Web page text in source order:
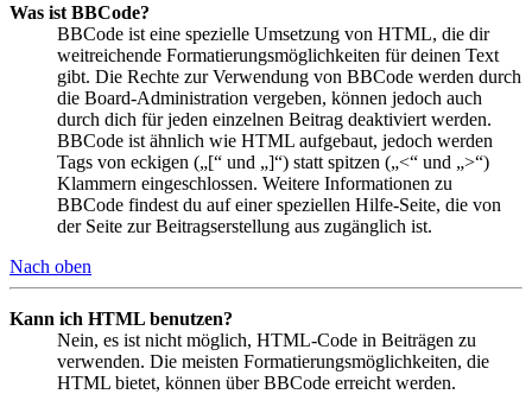
Was ist BBCode?
BBCode ist eine spezielle Umsetzung von HTML, die dir
weitreichende Formatierungsmöglichkeiten für deinen Text
gibt. Die Rechte zur Verwendung von BBCode werden durch
die Board-Administration vergeben, können jedoch auch
durch dich für jeden einzelnen Beitrag deaktiviert werden.
BBCode ist ähnlich wie HTML aufgebaut, jedoch werden
Tags von eckigen („[“ und „]“) statt spitzen („<“ und „>“)
Klammern eingeschlossen. Weitere Informationen zu
BBCode findest du auf einer speziellen Hilfe-Seite, die von
der Seite zur Beitragserstellung aus zugänglich ist.
Nach oben
Kann ich HTML benutzen?
Nein, es ist nicht möglich, HTML-Code in Beiträgen zu
verwenden. Die meisten Formatierungsmöglichkeiten, die
HTML bietet, können über BBCode erreicht werden.